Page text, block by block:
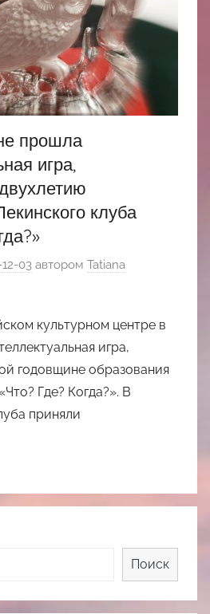
прошла
игра,
клуба
03 автором Tatiana
культурном центре в
игра,
годовщине образования
Где? Когда?». В
приняли
Поиск